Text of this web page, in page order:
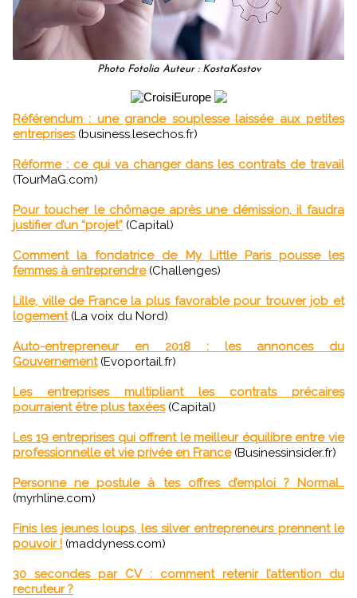
Photo Fotolia Auteur : KostaKostov
Référendum : une grande souplesse laissée aux petites
entreprises(business.lesechos.fr)
Réforme : ce qui va changer dans les contrats de travail
(TourMaG.com)
Pour toucher le chômage après une démission, il faudra
justifier d’un “projet” (Capital)
Comment la fondatrice de My Little Paris pousse les
femmes à entreprendre(Challenges)
Lille, ville de France la plus favorable pour trouver job et
logement(La voix du Nord)
Auto-entrepreneur en 2018 : les annonces du
Gouvernement(Evoportail.fr)
Les entreprises multipliant les contrats précaires
pourraient être plus taxées(Capital)
Les 19 entreprises qui offrent le meilleur équilibre entre vie
professionnelle et vie privée en France(Businessinsider.fr)
Personne ne postule à tes offres d’emploi ? Normal…
(myrhline.com)
Finis les jeunes loups, les silver entrepreneurs prennent le
pouvoir ! (maddyness.com)
30 secondes par CV : comment retenir l’attention du
recruteur ?